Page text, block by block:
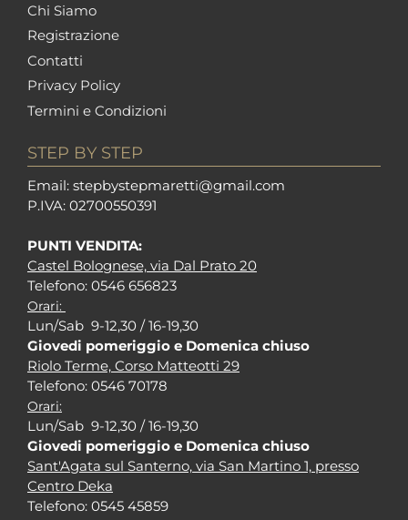
Chi Siamo
Registrazione
Contatti
Privacy Policy
Termini e Condizioni
STEP BY STEP
Email: stepbystepmaretti@gmail.com
P.IVA: 02700550391
PUNTI VENDITA:
Castel Bolognese, via Dal Prato 20
Telefono: 0546 656823
Orari:
Lun/Sab 9-12,30 / 16-19,30
Giovedi pomeriggio e Domenica chiuso
Riolo Terme, Corso Matteotti 29
Telefono: 0546 70178
Orari:
Lun/Sab 9-12,30 / 16-19,30
Giovedi pomeriggio e Domenica chiuso
Sant'Agata sul Santerno, via San Martino 1, presso
Centro Deka
Telefono: 0545 45859